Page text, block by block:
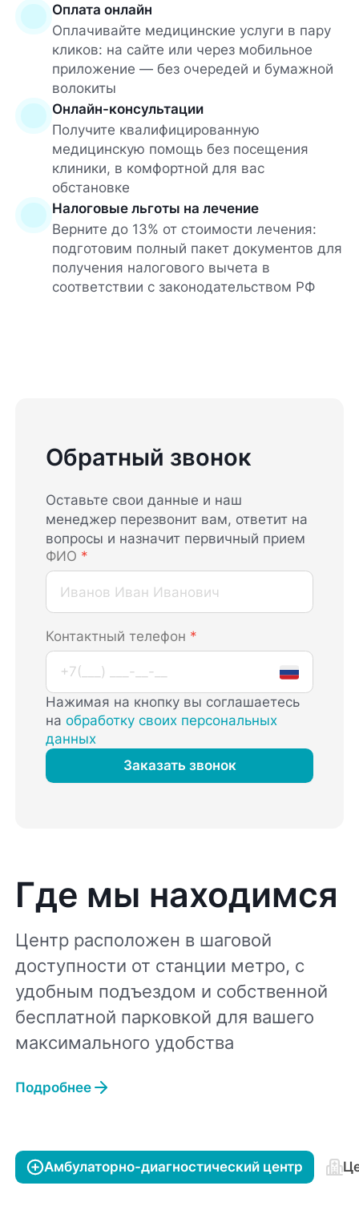
Оплата онлайн
Оплачивайте медицинские услуги в пару
кликов: на сайте или через мобильное
приложение — без очередей и бумажной
волокиты
Онлайн-консультации
Получите квалифицированную
медицинскую помощь без посещения
клиники, в комфортной для вас
обстановке
Налоговые льготы на лечение
Верните до 13% от стоимости лечения:
подготовим полный пакет документов для
получения налогового вычета в
соответствии с законодательством РФ
Обратный звонок
Оставьте свои данные и наш
менеджер перезвонит вам, ответит на
вопросы и назначит первичный прием
ФИО *
Контактный телефон *
Нажимая на кнопку вы соглашаетесь
наобработку своих персональных
данных
Заказать звонок
Где мы находимся
Центр расположен в шаговой
доступности от станции метро, с
удобным подъездом и собственной
бесплатной парковкой для вашего
максимального удобства
Подробнее
Амбулаторно-диагностический центр